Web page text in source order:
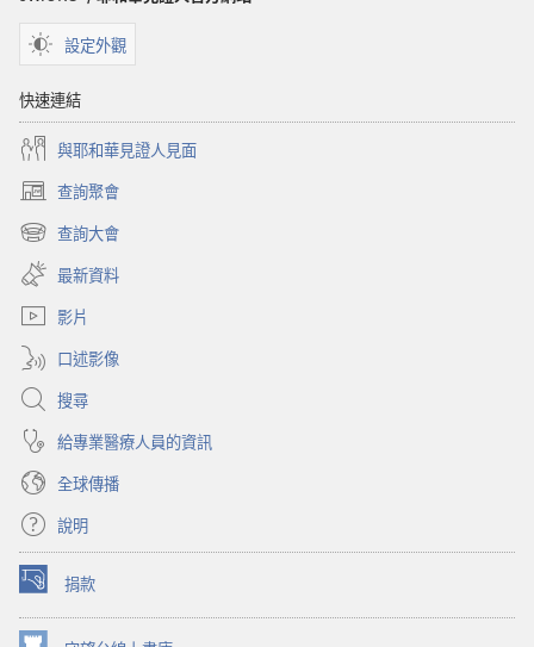
設定外觀
快速連結
與耶和華見證人見面
查詢聚會
（開
啟
新
視
窗）
查詢大會
（開
啟
新
視
最新資料
影片
口述影像
搜尋
給專業醫療人員的資訊
全球傳播
說明
捐款
（開
啟
新